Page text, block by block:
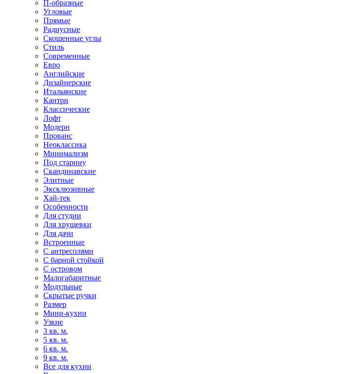
П-образные
Угловые
Прямые
Радиусные
Скошенные углы
Стиль
Современные
Евро
Английские
Дизайнерские
Итальянские
Кантри
Классические
Лофт
Модерн
Прованс
Неоклассика
Минимализм
Под старину
Скандинавские
Элитные
Эксклюзивные
Хай-тек
Особенности
Для студии
Для хрущевки
Для дачи
Встроенные
С антресолями
С барной стойкой
С островом
Малогабаритные
Модульные
Скрытые ручки
Размер
Мини-кухни
Узкие
3 кв. м.
5 кв. м.
6 кв. м.
9 кв. м.
Все для кухни